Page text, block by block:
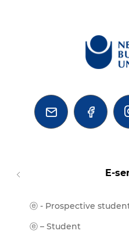
 
E-
ⓔ - Prospective
ⓔ – Student